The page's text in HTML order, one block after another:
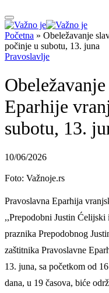
Početna » Obeležavanje
počinje u subotu, 13. juna
Pravoslavlje
Eparhije
subotu, 13.
10/06/2026
Foto: Važnoje.rs
Pravoslavna Eparhija
,,Prepodobni Justin
praznika Prepodobnog
zaštitnika Pravoslavne
13. juna, sa početkom od
dana, u 19 časova, biće